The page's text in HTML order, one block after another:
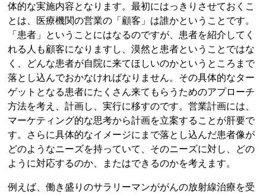
体的な実施内容となります。最初にはっきりさせておくこ
とは、医療機関の営業の「顧客」は誰かということです。
「患者」ということにはなるのですが、患者を紹介してく
れる人も顧客になりますし、漠然と患者ということではな
く、どんな患者が自院に来てほしいのかというところまで
落とし込んでおかなければなりません。その具体的なター
ゲットとなる患者にたくさん来てもらうためのアプローチ
方法を考え、計画し、実行に移すのです。営業計画には、
マーケティング的な思考から計画を立案することが肝要で
す。さらに具体的なイメージにまで落とし込んだ患者像が
どのようなニーズを持っていて、そのニーズに対し、どの
ように対応するのか、またはできるのかを考えます。
例えば、働き盛りのサラリーマンががんの放射線治療を受